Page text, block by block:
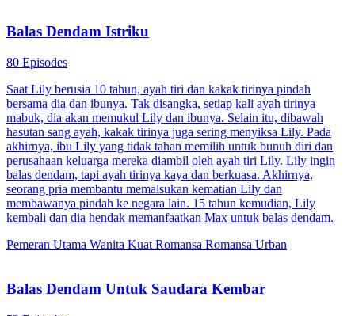
Balas Dendam Istriku
80 Episodes
Saat Lily berusia 10 tahun, ayah tiri dan kakak tirinya pindah
bersama dia dan ibunya. Tak disangka, setiap kali ayah tirinya
mabuk, dia akan memukul Lily dan ibunya. Selain itu, dibawah
hasutan sang ayah, kakak tirinya juga sering menyiksa Lily. Pada
akhirnya, ibu Lily yang tidak tahan memilih untuk bunuh diri dan
perusahaan keluarga mereka diambil oleh ayah tiri Lily. Lily ingin
balas dendam, tapi ayah tirinya kaya dan berkuasa. Akhirnya,
seorang pria membantu memalsukan kematian Lily dan
membawanya pindah ke negara lain. 15 tahun kemudian, Lily
kembali dan dia hendak memanfaatkan Max untuk balas dendam.
Pemeran Utama Wanita Kuat Romansa Romansa Urban
Balas Dendam Untuk Saudara Kembar